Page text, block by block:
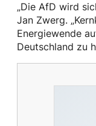
„Die AfD wird
Jan Zwerg.
Energiewende
Deutschland zu